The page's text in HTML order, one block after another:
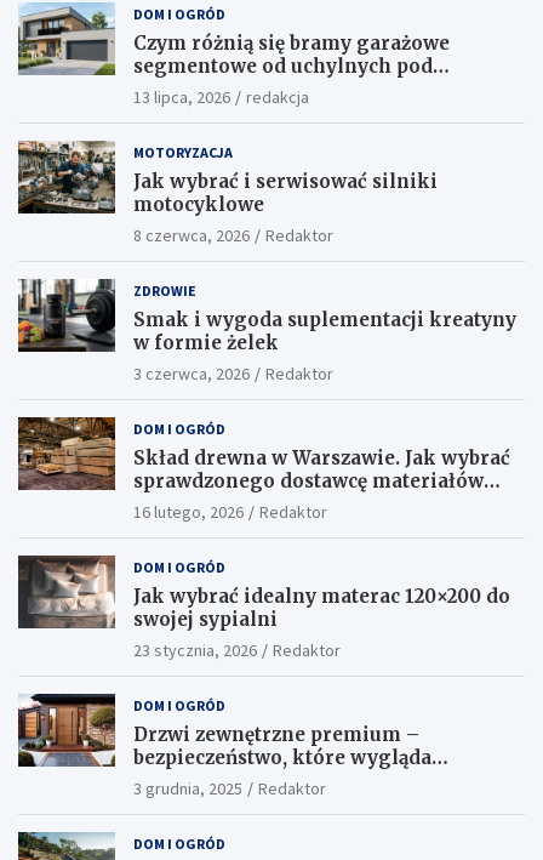
DOM I OGRÓD
Czym różnią się bramy garażowe
segmentowe od uchylnych pod
względem funkcjonalności?
13 lipca, 2026 redakcja
MOTORYZACJA
Jak wybrać i serwisować silniki
motocyklowe
8 czerwca, 2026 Redaktor
ZDROWIE
Smak i wygoda suplementacji kreatyny
w formie żelek
3 czerwca, 2026 Redaktor
DOM I OGRÓD
Skład drewna w Warszawie. Jak wybrać
sprawdzonego dostawcę materiałów
konstrukcyjnych?
16 lutego, 2026 Redaktor
DOM I OGRÓD
Jak wybrać idealny materac 120×200 do
swojej sypialni
23 stycznia, 2026 Redaktor
DOM I OGRÓD
Drzwi zewnętrzne premium –
bezpieczeństwo, które wygląda
ekskluzywnie
3 grudnia, 2025 Redaktor
DOM I OGRÓD